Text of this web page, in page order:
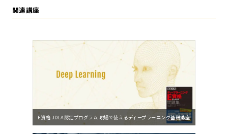
関連講座
E資格 JDLA認定プログラム 現場で使えるディープラーニング基礎講座